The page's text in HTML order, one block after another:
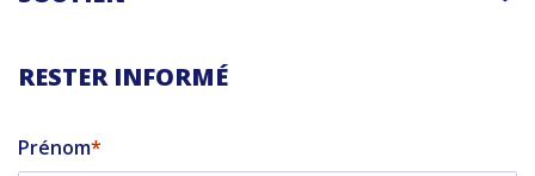
RESTER INFORMÉ
Prénom